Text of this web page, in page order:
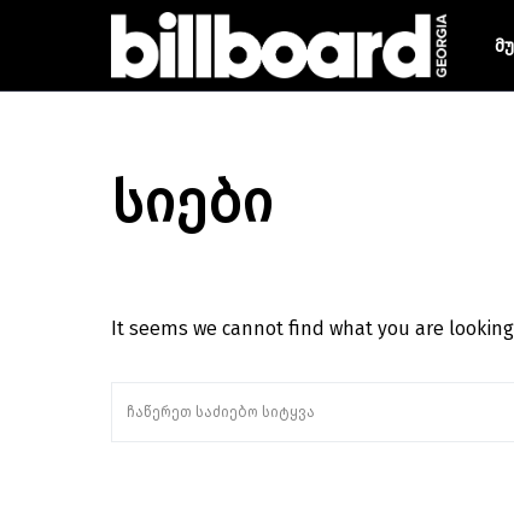
სიები
It seems we cannot find what you are